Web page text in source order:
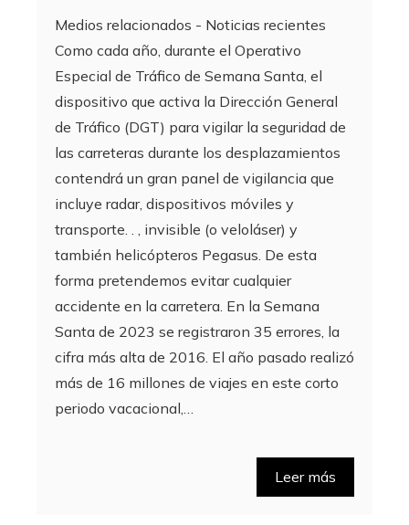
Medios relacionados - Noticias recientes
Como cada año, durante el Operativo
Especial de Tráfico de Semana Santa, el
dispositivo que activa la Dirección General
de Tráfico (DGT) para vigilar la seguridad de
las carreteras durante los desplazamientos
contendrá un gran panel de vigilancia que
incluye radar, dispositivos móviles y
transporte. . , invisible (o veloláser) y
también helicópteros Pegasus. De esta
forma pretendemos evitar cualquier
accidente en la carretera. En la Semana
Santa de 2023 se registraron 35 errores, la
cifra más alta de 2016. El año pasado realizó
más de 16 millones de viajes en este corto
periodo vacacional,…
Leer más